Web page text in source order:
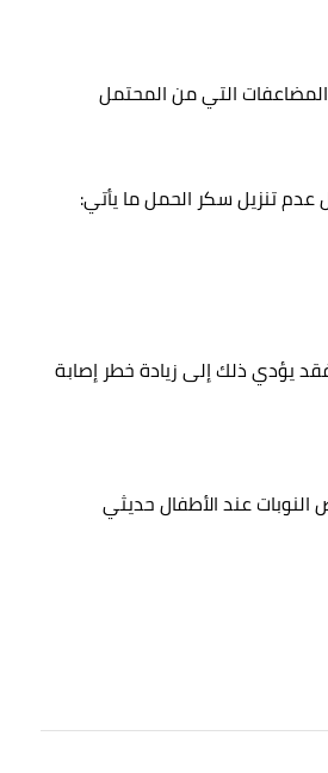
المضاعفات التي من المحتمل
تنزيل سكر الحمل ما يأتي:
يؤدي ذلك إلى زيادة خطر إصابة
عند الأطفال حديثي